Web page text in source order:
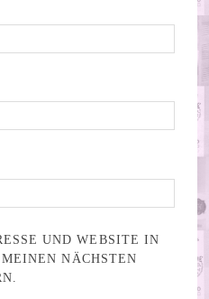
UND WEBSITE IN
NÄCHSTEN